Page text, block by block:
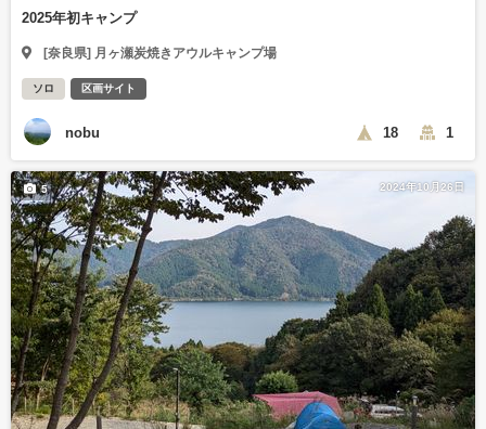
2025年初キャンプ
[奈良県] 月ヶ瀬炭焼きアウルキャンプ場
ソロ 区画サイト
nobu 18 1
2024年10月26日
5